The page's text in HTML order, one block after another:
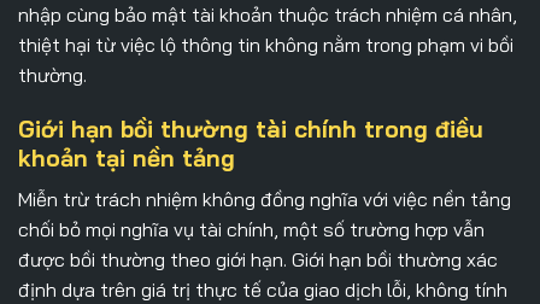
nhập cùng bảo mật tài khoản thuộc trách nhiệm cá nhân,
thiệt hại từ việc lộ thông tin không nằm trong phạm vi bồi
thường.
Giới hạn bồi thường tài chính trong điều
khoản tại nền tảng
Miễn trừ trách nhiệm không đồng nghĩa với việc nền tảng
chối bỏ mọi nghĩa vụ tài chính, một số trường hợp vẫn
được bồi thường theo giới hạn. Giới hạn bồi thường xác
định dựa trên giá trị thực tế của giao dịch lỗi, không tính